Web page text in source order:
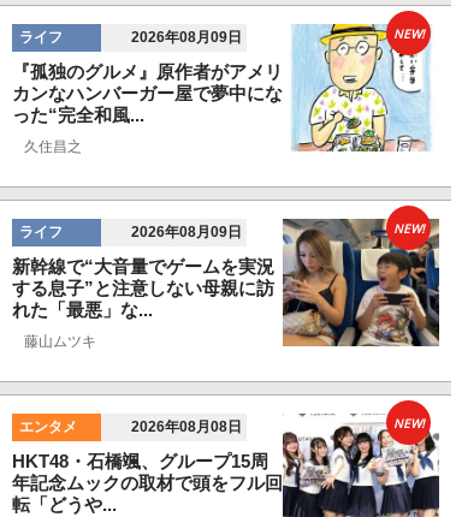
ライフ 2026年08月09日
『孤独のグルメ』原作者がアメリ
カンなハンバーガー屋で夢中にな
った“完全和風...
久住昌之
NEW!
ライフ 2026年08月09日
新幹線で“大音量でゲームを実況
する息子”と注意しない母親に訪
れた「最悪」な...
藤山ムツキ
NEW!
エンタメ 2026年08月08日
HKT48・石橋颯、グループ15周
年記念ムックの取材で頭をフル回
転「どうや...
NEW!